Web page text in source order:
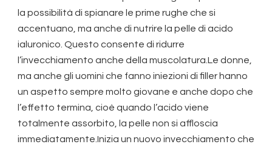
la possibilità di spianare le prime rughe che si
accentuano, ma anche di nutrire la pelle di acido
ialuronico. Questo consente di ridurre
l’invecchiamento anche della muscolatura.Le donne,
ma anche gli uomini che fanno iniezioni di filler hanno
un aspetto sempre molto giovane e anche dopo che
l’effetto termina, cioè quando l’acido viene
totalmente assorbito, la pelle non si affloscia
immediatamente.Inizia un nuovo invecchiamento che